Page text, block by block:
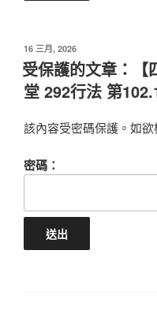
POSTED
ON
16 三月, 2026
受保護的文章：【
堂 292行法 第
該內容受密碼保護。如
密碼：